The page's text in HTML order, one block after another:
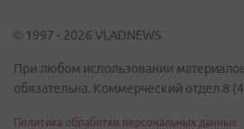
© 1997 - 2026 VLADNEWS
При любом использовании
обязательна. Коммерческий отдел 8
Политика обработки персональных данных